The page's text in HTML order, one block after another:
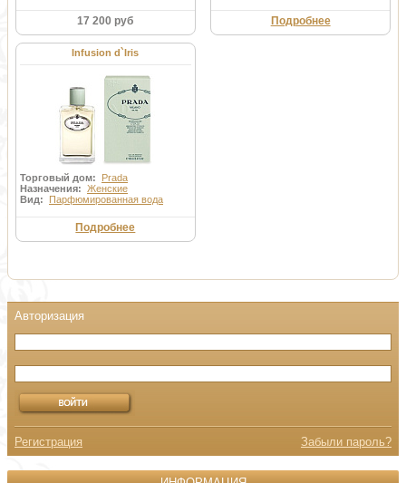
17 200 руб Подробнее
Infusion d`Iris
Торговый дом:
Prada
Назначения: Женские
Вид:
Парфюмированная вода
Подробнее
Регистрация Забыли пароль?